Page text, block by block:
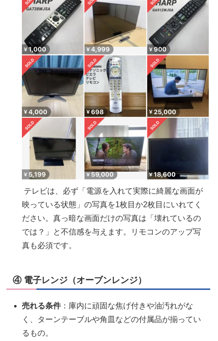
テレビは、必ず「電源を入れて実際に綺麗な画面が
映っている状態」の写真を1枚目か2枚目にいれてく
ださい。真っ暗な画面だけの写真は「壊れているの
では？」と不信感を与えます。リモコンのアップ写
真も必須です。
④ 電子レンジ（オーブンレンジ）
売れる条件：庫内に頑固な焦げ付きや油汚れがな
く、ターンテーブルや角皿などの付属品が揃ってい
るもの。